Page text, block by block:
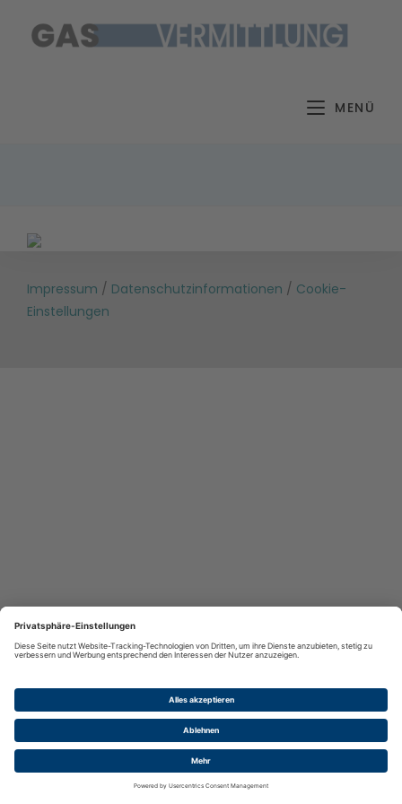
Inhalt
MENÜ
Impressum / Datenschutzinformationen / Cookie-
Einstellungen